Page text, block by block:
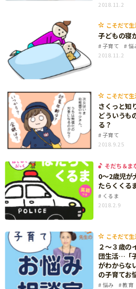
「こそだてまっぷ」とは
サイトのご利⽤にあたって
個⼈情報について
お問い合わせ
2018.11.2
こそだて
子どもの寝
子育て
悩
2018.11.2
こそだて
さくっと知
どういうも
る？
子育て
2018.9.25
そだち＆ま
0～2歳児が
たらくくる
くるま
2018.2.9
こそだて
２～３歳の
団生活…「
がわからな
の子育てお
悩み
教育